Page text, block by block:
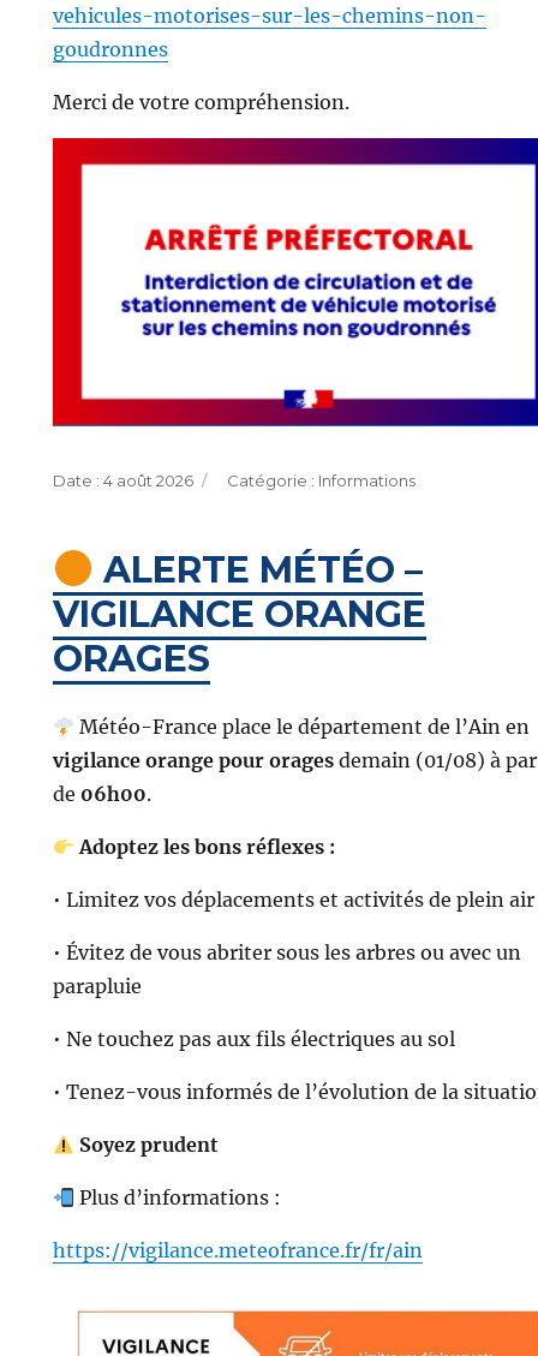
vehicules-motorises-sur-les-chemins-non-
goudronnes
Merci de votre compréhension.
Publié
4 août 2026 Catégories
Informations
ALERTE MÉTÉO –
VIGILANCE ORANGE
ORAGES
Météo-France place le département de l’Ain en
vigilance orange pour oragesdemain (01/08) à
de 06h00.
Adoptez les bons réflexes :
• Limitez vos déplacements et activités de plein air
• Évitez de vous abriter sous les arbres ou avec un
parapluie
• Ne touchez pas aux fils électriques au sol
• Tenez-vous informés de l’évolution de la
Soyez prudent
Plus d’informations :
https://vigilance.meteofrance.fr/fr/ain